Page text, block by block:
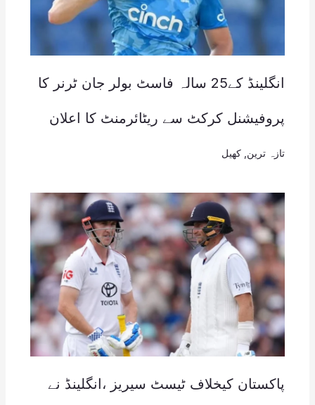
انگلینڈ کے25 سالہ فاسٹ بولر جان ٹرنر کا
پروفیشنل کرکٹ سے ریٹائرمنٹ کا اعلان
تازہ ترین کھیل
پاکستان کیخلاف ٹیسٹ سیریز ،انگلینڈ نے